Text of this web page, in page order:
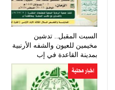
السبت المقبل.. تدشين
مخيمين للعيون والشفه الأرنبية
بمدينة القاعدة في إب
اخبار محلية